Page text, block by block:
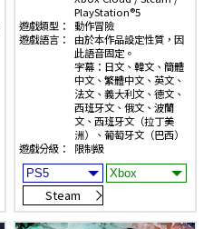
PlayStation®5
遊戲類型：
動作冒險
遊戲語言：
由於本作品設定性質，因
此語音固定。
字幕：日文、韓文、簡體
中文、繁體中文、英文、
法文、義大利文、德文、
西班牙文、俄文、波蘭
文、西班牙文（拉丁美
洲）、葡萄牙文（巴西）
遊戲分級：
限制級
Steam